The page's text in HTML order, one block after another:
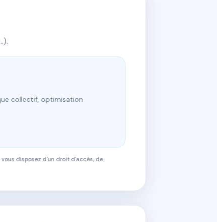
collectif, optimisation
disposez d'un droit d'accès, de